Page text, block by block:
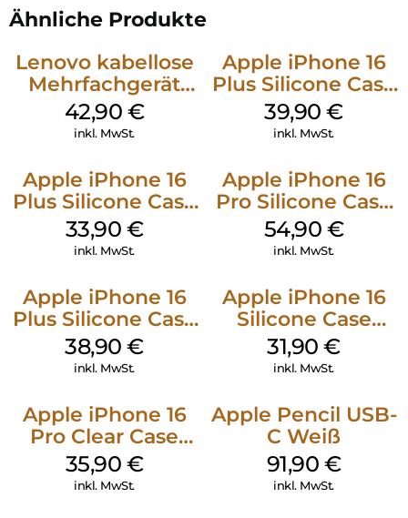
Ähnliche Produkte
Lenovo kabellose
Mehrfachgerät
Luna Grey
42,90 €
inkl. MwSt.
Apple iPhone 16
Plus Silicone Case
MagSafe Plum
39,90€
inkl. MwSt.
Apple iPhone 16
Plus Silicone Case
MagSafe Lake
Green
33,90 €
inkl. MwSt.
Apple iPhone 16
Pro Silicone Case
MagSafe Black
54,90 €
inkl. MwSt.
Apple iPhone 16
Plus Silicone Case
MagSafe Denim
38,90€
inkl. MwSt.
Apple iPhone 16
Silicone Case
MagSafe Fuchsia
31,90€
inkl. MwSt.
Apple iPhone 16
Pro Clear Case
MagSafe
Transparent
35,90 €
inkl. MwSt.
Apple Pencil USB-
C Weiß
91,90 €
inkl. MwSt.